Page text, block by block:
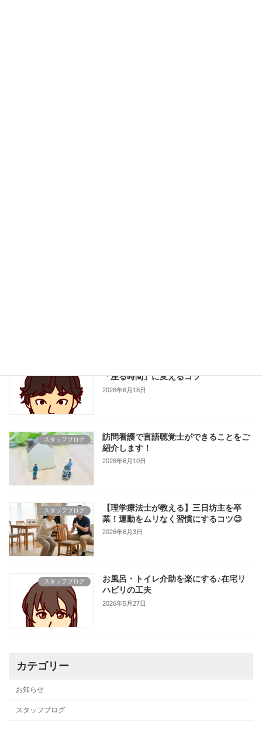
「座る時間」に変えるコツ
2026年6月18日
スタッフブログ
訪問看護で言語聴覚士ができることをご
紹介します！
2026年6月10日
スタッフブログ
【理学療法士が教える】三日坊主を卒
業！運動をムリなく習慣にするコツ😊
2026年6月3日
スタッフブログ
お風呂・トイレ介助を楽にする♪在宅リ
ハビリの工夫
2026年5月27日
カテゴリー
お知らせ
スタッフブログ